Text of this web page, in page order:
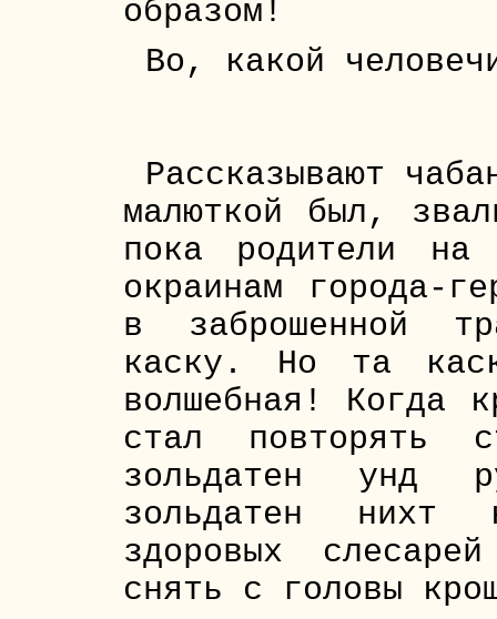
образом!
Во, какой
Рассказывают
малюткой был,
пока родители
окраинам города-
в заброшенной
каску. Но та
волшебная! Когда
стал повторять
зольдатен унд
зольдатен нихт
здоровых
снять с головы